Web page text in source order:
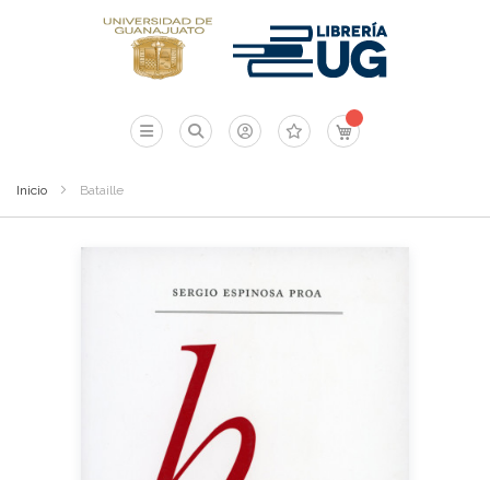
Mi carrito
Inicio Bataille